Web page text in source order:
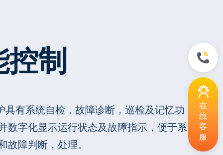
控制
具有系统自检，故障诊断，巡检及记忆功
数字化显示运行状态及故障指示，便于系
故障判断，处理。
在
线
客
服